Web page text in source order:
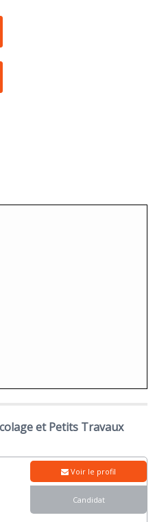
et Petits Travaux
Voir le profil
Candidat